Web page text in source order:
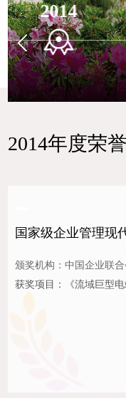
2014
2014年度荣誉
国家级企业管理现
颁奖机构：中国企业联
获奖项目：《流域巨型电